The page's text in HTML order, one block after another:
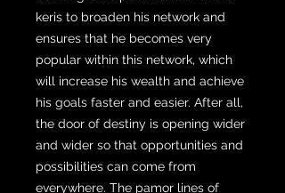
keris to broaden his network and
ensures that he becomes very
popular within this network, which
will increase his wealth and achieve
his goals faster and easier. After all,
the door of destiny is opening wider
and wider so that opportunities and
possibilities can come from
everywhere. The pamor lines of